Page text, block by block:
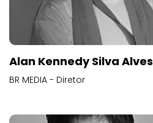
Alan Kennedy Silva Alves
BR MEDIA - Diretor